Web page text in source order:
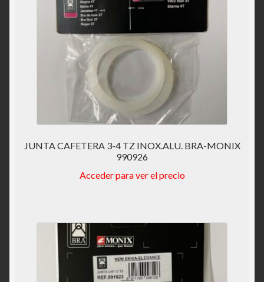
JUNTA CAFETERA 3-4 TZ INOX.ALU. BRA-MONIX
990926
Acceder para ver el precio